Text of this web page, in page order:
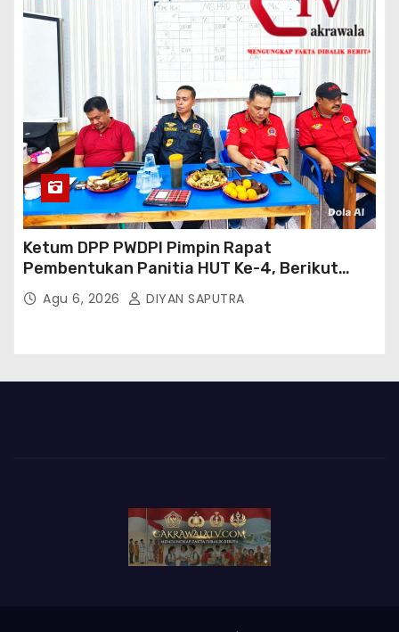
Ketum DPP PWDPI Pimpin Rapat
Pembentukan Panitia HUT Ke-4, Berikut
Susunan Dan Rangkaian Kegiatannya
Agu 6, 2026 DIYAN SAPUTRA